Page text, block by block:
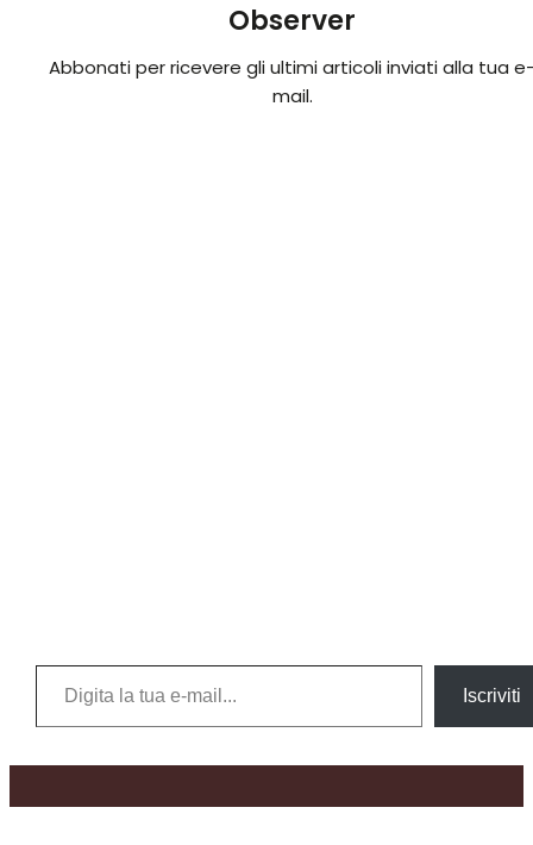
Observer
Abbonati per ricevere gli ultimi articoli inviati alla tua
mail.
Digita la tua e-mail...
Iscriviti